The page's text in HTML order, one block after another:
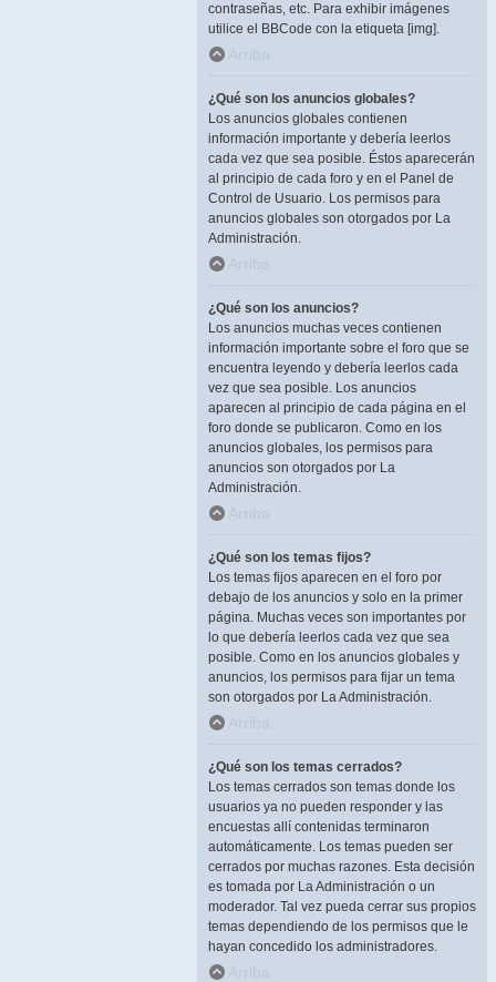
contraseñas, etc. Para exhibir imágenes
utilice el BBCode con la etiqueta [img].
Arriba
¿Qué son los anuncios globales?
Los anuncios globales contienen
información importante y debería leerlos
cada vez que sea posible. Éstos aparecerán
al principio de cada foro y en el Panel de
Control de Usuario. Los permisos para
anuncios globales son otorgados por La
Administración.
Arriba
¿Qué son los anuncios?
Los anuncios muchas veces contienen
información importante sobre el foro que se
encuentra leyendo y debería leerlos cada
vez que sea posible. Los anuncios
aparecen al principio de cada página en el
foro donde se publicaron. Como en los
anuncios globales, los permisos para
anuncios son otorgados por La
Administración.
Arriba
¿Qué son los temas fijos?
Los temas fijos aparecen en el foro por
debajo de los anuncios y solo en la primer
página. Muchas veces son importantes por
lo que debería leerlos cada vez que sea
posible. Como en los anuncios globales y
anuncios, los permisos para fijar un tema
son otorgados por La Administración.
Arriba
¿Qué son los temas cerrados?
Los temas cerrados son temas donde los
usuarios ya no pueden responder y las
encuestas allí contenidas terminaron
automáticamente. Los temas pueden ser
cerrados por muchas razones. Esta decisión
es tomada por La Administración o un
moderador. Tal vez pueda cerrar sus propios
temas dependiendo de los permisos que le
hayan concedido los administradores.
Arriba